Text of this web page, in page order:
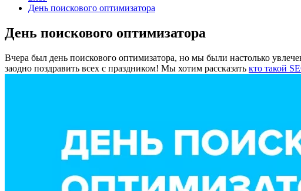
День поискового оптимизатора
День поискового оптимизатора
Вчера был день поискового оптимизатора, но мы были настолько
заодно поздравить всех с праздником! Мы хотим рассказать кто такой